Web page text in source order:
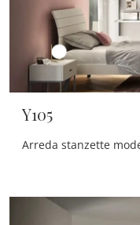
Y105